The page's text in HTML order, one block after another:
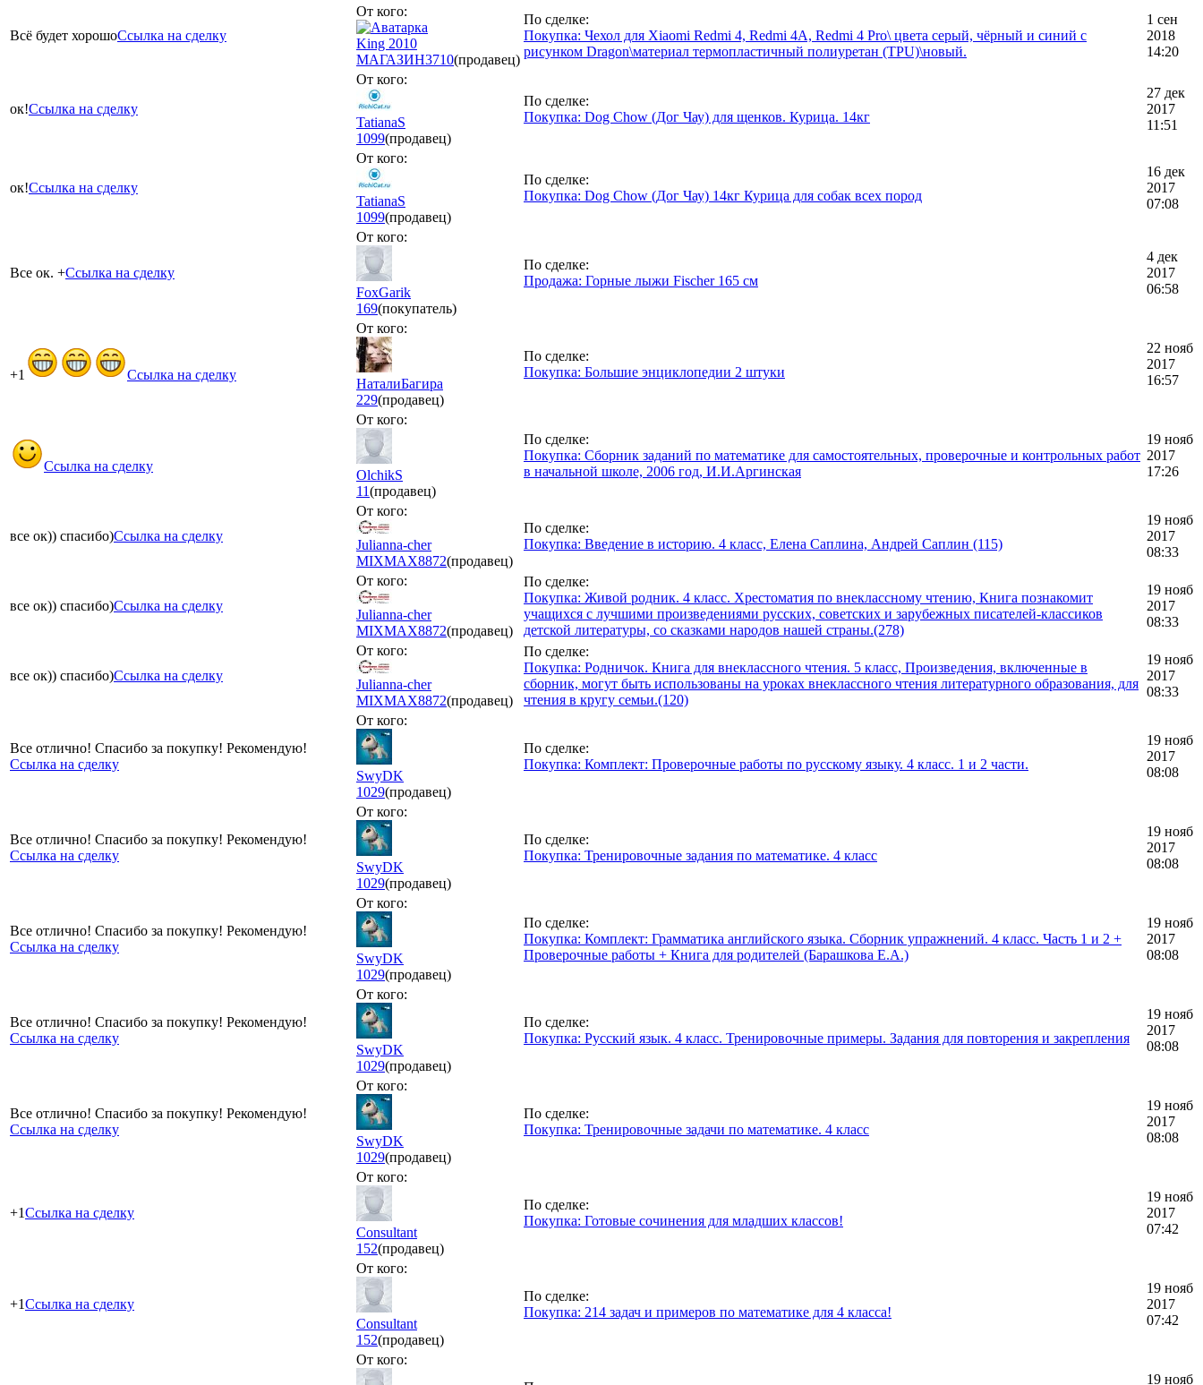
Всё будет хорошоСсылка на сделку
От кого:
King 2010
МАГАЗИН3710(продавец)
По сделке:
Покупка: Чехол для Xiaomi Redmi 4, Redmi 4A, Redmi 4 Pro\ цвета серый, чёрный и синий с
рисунком Dragon\материал термопластичный полиуретан (TPU)\новый.
1 сен
2018
14:20
ок!Ссылка на сделку
От кого:
TatianaS
1099(продавец)
По сделке:
Покупка: Dog Chow (Дог Чау) для щенков. Курица. 14кг
27 дек
2017
11:51
ок!Ссылка на сделку
От кого:
TatianaS
1099(продавец)
По сделке:
Покупка: Dog Chow (Дог Чау) 14кг Курица для собак всех пород
16 дек
2017
07:08
Все ок. +Ссылка на сделку
От кого:
FoxGarik
169(покупатель)
По сделке:
Продажа: Горные лыжи Fischer 165 см
4 дек
2017
06:58
+1 Ссылка на сделку
От кого:
НаталиБагира
229(продавец)
По сделке:
Покупка: Большие энциклопедии 2 штуки
22 нояб
2017
16:57
Ссылка на сделку
От кого:
OlchikS
11(продавец)
По сделке:
Покупка: Сборник заданий по математике для самостоятельных, проверочные и контрольных работ
в начальной школе, 2006 год, И.И.Аргинская
19 нояб
2017
17:26
все ок)) спасибо)Ссылка на сделку
От кого:
Julianna-cher
MIXMAX8872(продавец)
По сделке:
Покупка: Введение в историю. 4 класс, Елена Саплина, Андрей Саплин (115)
19 нояб
2017
08:33
все ок)) спасибо)Ссылка на сделку
От кого:
Julianna-cher
MIXMAX8872(продавец)
По сделке:
Покупка: Живой родник. 4 класс. Хрестоматия по внеклассному чтению, Книга познакомит
учащихся с лучшими произведениями русских, советских и зарубежных писателей-классиков
детской литературы, со сказками народов нашей страны.(278)
19 нояб
2017
08:33
все ок)) спасибо)Ссылка на сделку
От кого:
Julianna-cher
MIXMAX8872(продавец)
По сделке:
Покупка: Родничок. Книга для внеклассного чтения. 5 класс, Произведения, включенные в
сборник, могут быть использованы на уроках внеклассного чтения литературного образования, для
чтения в кругу семьи.(120)
19 нояб
2017
08:33
Все отлично! Спасибо за покупку! Рекомендую!
Ссылка на сделку
От кого:
SwyDK
1029(продавец)
По сделке:
Покупка: Комплект: Проверочные работы по русскому языку. 4 класс. 1 и 2 части.
19 нояб
2017
08:08
Все отлично! Спасибо за покупку! Рекомендую!
Ссылка на сделку
От кого:
SwyDK
1029(продавец)
По сделке:
Покупка: Тренировочные задания по математике. 4 класс
19 нояб
2017
08:08
Все отлично! Спасибо за покупку! Рекомендую!
Ссылка на сделку
От кого:
SwyDK
1029(продавец)
По сделке:
Покупка: Комплект: Грамматика английского языка. Сборник упражнений. 4 класс. Часть 1 и 2 +
Проверочные работы + Книга для родителей (Барашкова Е.А.)
19 нояб
2017
08:08
Все отлично! Спасибо за покупку! Рекомендую!
Ссылка на сделку
От кого:
SwyDK
1029(продавец)
По сделке:
Покупка: Русский язык. 4 класс. Тренировочные примеры. Задания для повторения и закрепления
19 нояб
2017
08:08
Все отлично! Спасибо за покупку! Рекомендую!
Ссылка на сделку
От кого:
SwyDK
1029(продавец)
По сделке:
Покупка: Тренировочные задачи по математике. 4 класс
19 нояб
2017
08:08
+1Ссылка на сделку
От кого:
Consultant
152(продавец)
По сделке:
Покупка: Готовые сочинения для младших классов!
19 нояб
2017
07:42
+1Ссылка на сделку
От кого:
Consultant
152(продавец)
По сделке:
Покупка: 214 задач и примеров по математике для 4 класса!
19 нояб
2017
07:42
От кого:
19 нояб